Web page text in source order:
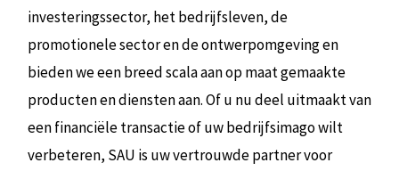
investeringssector, het bedrijfsleven, de
promotionele sector en de ontwerpomgeving en
bieden we een breed scala aan op maat gemaakte
producten en diensten aan. Of u nu deel uitmaakt van
een financiële transactie of uw bedrijfsimago wilt
verbeteren, SAU is uw vertrouwde partner voor